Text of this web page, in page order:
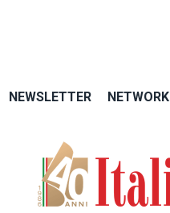
NEWSLETTER NETWORK